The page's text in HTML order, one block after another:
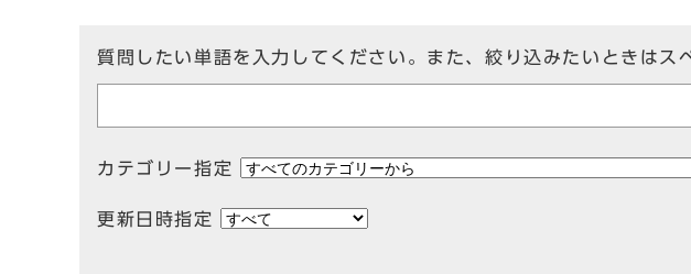
質問したい単語を入力してください。また、絞り込みたいときはス
カテゴリー指定
更新日時指定